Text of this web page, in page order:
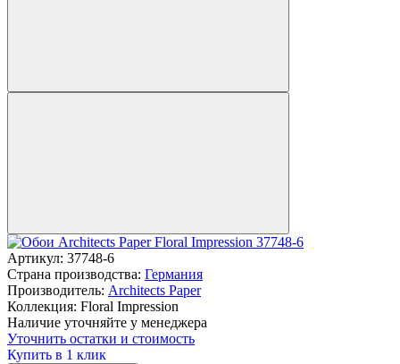
Артикул: 37748-6
Страна производства: Германия
Производитель: Architects Paper
Коллекция: Floral Impression
Наличие уточняйте у менеджера
Уточнить остатки и стоимость
Купить в 1 клик